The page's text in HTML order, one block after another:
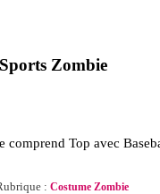
Zombie
comprend Top avec
: Costume Zombie